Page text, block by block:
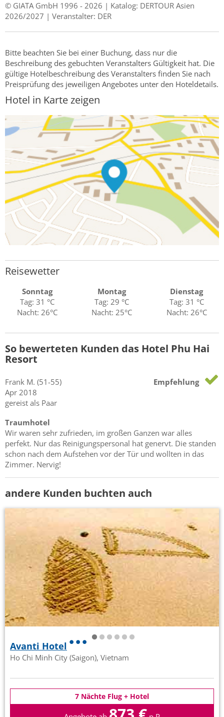
© GIATA GmbH 1996 - 2026 | Katalog: DERTOUR Asien
2026/2027 | Veranstalter: DER
Bitte beachten Sie bei einer Buchung, dass nur die
Beschreibung des gebuchten Veranstalters Gültigkeit hat. Die
gültige Hotelbeschreibung des Veranstalters finden Sie nach
Preisprüfung des jeweiligen Angebotes unter den Hoteldetails.
Hotel in Karte zeigen
Reisewetter
Sonntag
Tag: 31 °C
Nacht: 26°C
Montag
Tag: 29 °C
Nacht: 25°C
Dienstag
Tag: 31 °C
Nacht: 26°C
So bewerteten Kunden das Hotel Phu Hai
Resort
Frank M. (51-55)
Apr 2018
gereist als Paar
Empfehlung
Traumhotel
Wir waren sehr zufrieden, im großen Ganzen war alles
perfekt. Nur das Reinigungspersonal hat genervt. Die standen
schon nach dem Aufstehen vor der Tür und wollten in das
Zimmer. Nervig!
andere Kunden buchten auch
Avanti Hotel
Ho Chi Minh City (Saigon), Vietnam
7 Nächte Flug + Hotel